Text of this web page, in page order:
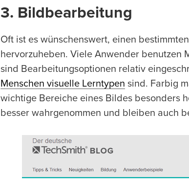
3. Bildbearbeitung
Oft ist es wünschenswert, einen
hervorzuheben. Viele Anwender benutzen
sind Bearbeitungsoptionen relativ
Menschen visuelle Lerntypen sind. Farbig
wichtige Bereiche eines Bildes besonders
besser wahrgenommen und bleiben auch